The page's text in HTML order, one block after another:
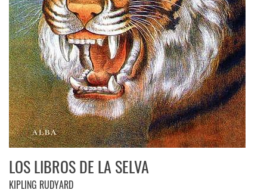
LOS LIBROS DE LA SELVA
KIPLING RUDYARD